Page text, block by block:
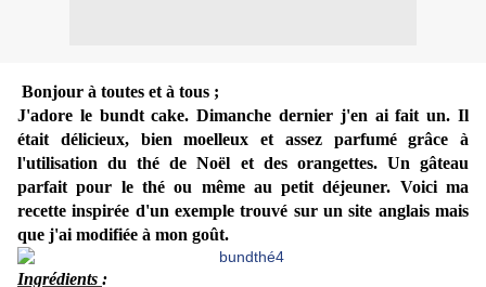
Bonjour à toutes et à tous ;
J'adore le bundt cake. Dimanche dernier j'en ai fait un. Il
était délicieux, bien moelleux et assez parfumé grâce à
l'utilisation du thé de Noël et des orangettes. Un gâteau
parfait pour le thé ou même au petit déjeuner. Voici ma
recette inspirée d'un exemple trouvé sur un site anglais mais
que j'ai modifiée à mon goût.
Ingrédients :